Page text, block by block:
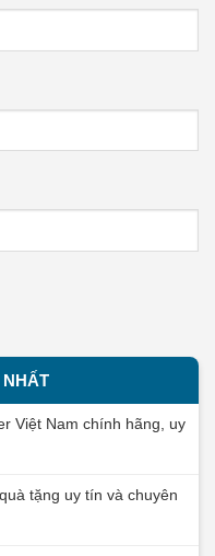
Việt Nam chính hãng, uy
tặng uy tín và chuyên